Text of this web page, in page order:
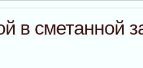
в сметанной